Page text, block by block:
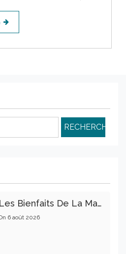
Les Bienfaits De La Marche Sur La Santé Physique Et Mentale
6 août 2026